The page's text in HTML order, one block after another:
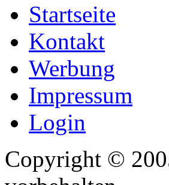
Startseite
Kontakt
Werbung
Impressum
Login
Copyright ©